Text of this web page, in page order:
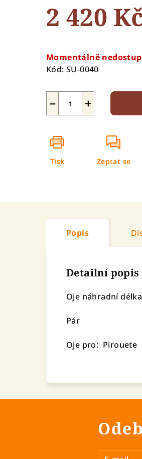
z
5
2 420
cena:
Momentálně
Kód: SU-0040
+
−
Tisk Zeptat se
Popis
Detailní
Oje náhradní
Pár
Oje pro: Pirouete